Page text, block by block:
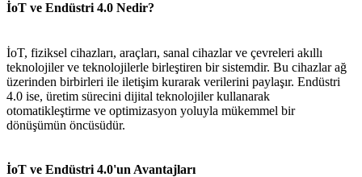
İoT ve Endüstri 4.0 Nedir?
İoT, fiziksel cihazları, araçları, sanal cihazlar ve çevreleri akıllı
teknolojiler ve teknolojilerle birleştiren bir sistemdir. Bu cihazlar ağ
üzerinden birbirleri ile iletişim kurarak verilerini paylaşır. Endüstri
4.0 ise, üretim sürecini dijital teknolojiler kullanarak
otomatikleştirme ve optimizasyon yoluyla mükemmel bir
dönüşümün öncüsüdür.
İoT ve Endüstri 4.0'un Avantajları